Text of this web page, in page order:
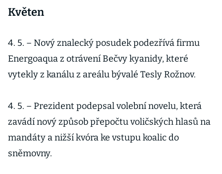
Květen
4. 5. – Nový znalecký posudek podezřívá firmu
Energoaqua z otrávení Bečvy kyanidy, které
vytekly z kanálu z areálu bývalé Tesly Rožnov.
4. 5. – Prezident podepsal volební novelu, která
zavádí nový způsob přepočtu voličských hlasů na
mandáty a nižší kvóra ke vstupu koalic do
sněmovny.